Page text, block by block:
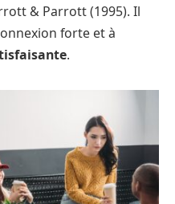
& Parrott (1995). Il
forte et à
.